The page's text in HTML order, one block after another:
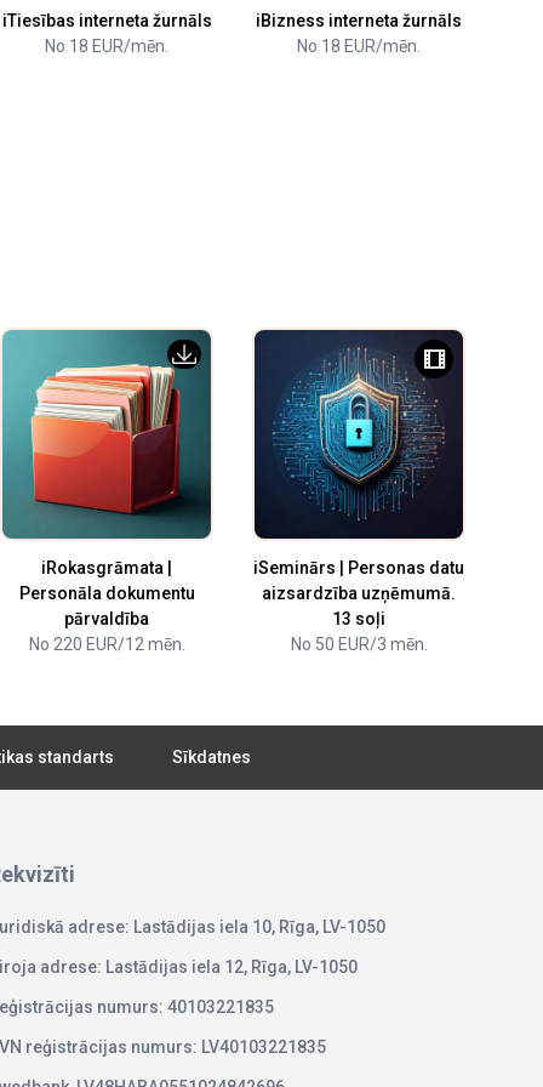
iTiesības interneta žurnāls
No 18 EUR/mēn.
iBizness interneta žurnāls
No 18 EUR/mēn.
iRokasgrāmata |
Personāla dokumentu
pārvaldība
No 220 EUR/12 mēn.
iSeminārs | Personas datu
aizsardzība uzņēmumā.
13 soļi
No 50 EUR/3 mēn.
standarts Sīkdatnes
adrese: Lastādijas iela 10, Rīga, LV-1050
adrese: Lastādijas iela 12, Rīga, LV-1050
numurs: 40103221835
reģistrācijas numurs: LV40103221835